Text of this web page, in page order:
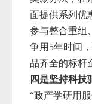
面提供系列优
参与整合重组
争用5年时间
品齐全的标杆
四是坚持科技
“政产学研用